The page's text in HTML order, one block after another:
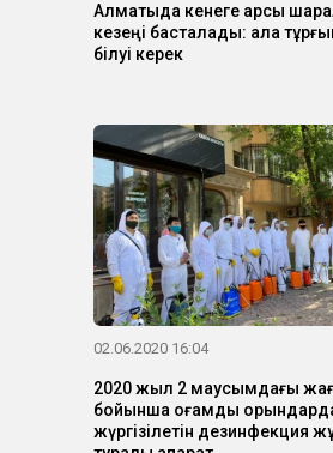
Алматыда кенеге қарсы
кезеңі басталады: қала
білуі керек
02.06.2020 16:04
2020 жыл 2 маусымдағы
бойынша қоғамдық
жүргізілетін дезинфекция